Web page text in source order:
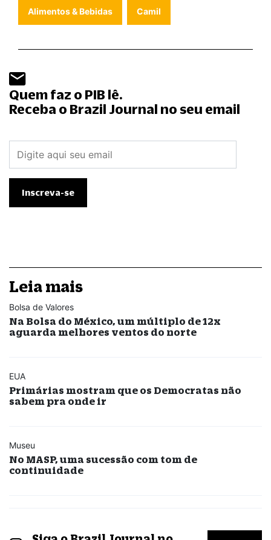
Alimentos & Bebidas Camil
Quem faz o PIB lê.
Receba o Brazil Journal no seu email
Leia mais
Bolsa de Valores
Na Bolsa do México, um múltiplo de 12x
aguarda melhores ventos do norte
EUA
Primárias mostram que os Democratas não
sabem pra onde ir
Museu
No MASP, uma sucessão com tom de
continuidade